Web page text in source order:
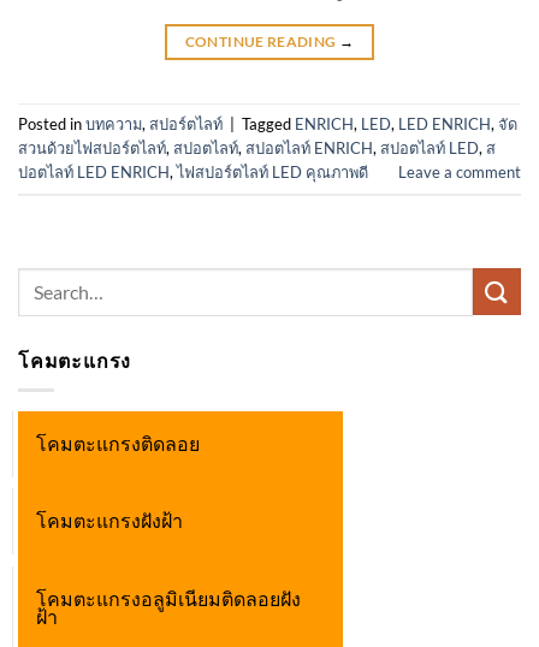
CONTINUE READING →
Posted inบทความ, สปอร์ตไลท์ Tagged ENRICH, LED, LED ENRICH,จัด
สวนด้วยไฟสปอร์ตไลท์, สปอตไลท์, สปอตไลท์ ENRICH, สปอตไลท์ LED, ส
ปอตไลท์ LED ENRICH,ไฟสปอร์ตไลท์ LED คุณภาพดี Leave a comment
โคมตะแกรง
โคมตะแกรงติดลอย
โคมตะแกรงฝังฝ้า
โคมตะแกรงอลูมิเนียมติดลอยฝัง
ฝ้า